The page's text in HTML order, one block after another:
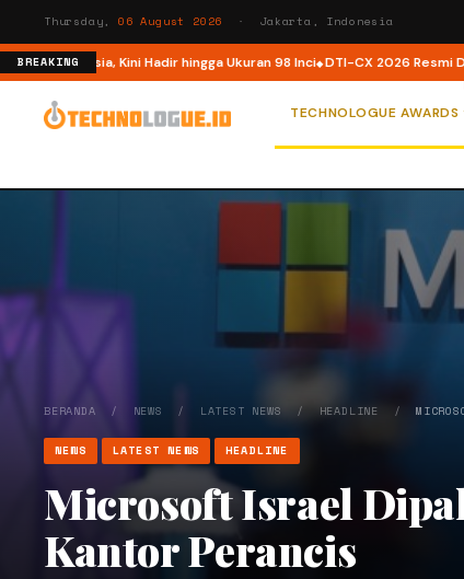
Thursday, 06 August 2026 · Jakarta, Indonesia
BREAKINGKini Hadir hingga Ukuran 98 Inci DTI-CX 2026 Resmi
TECHNOLOGUE
BERANDA / NEWS / LATEST NEWS / HEADLINE /
NEWS LATEST NEWS HEADLINE
Microsoft Israel
Kantor Perancis